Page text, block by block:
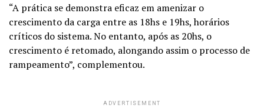
“A prática se demonstra eficaz em amenizar o
crescimento da carga entre as 18hs e 19hs, horários
críticos do sistema. No entanto, após as 20hs, o
crescimento é retomado, alongando assim o processo de
rampeamento”, complementou.
ADVERTISEMENT